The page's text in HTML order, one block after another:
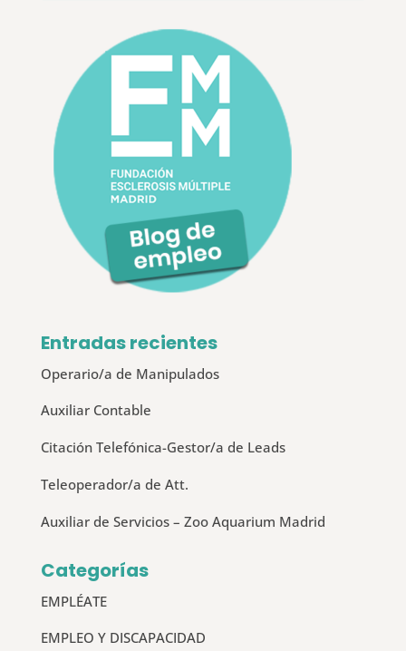
Entradas recientes
Operario/a de Manipulados
Auxiliar Contable
Citación Telefónica-Gestor/a de Leads
Teleoperador/a de Att.
Auxiliar de Servicios – Zoo Aquarium Madrid
Categorías
EMPLÉATE
EMPLEO Y DISCAPACIDAD